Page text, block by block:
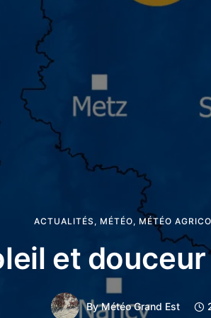
ACTUALITÉS , MÉTÉO, MÉTÉO
et
ByMétéo Grand Est